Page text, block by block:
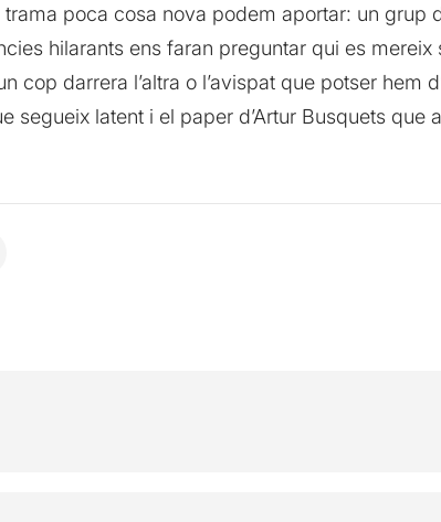
poca cosa nova podem aportar: un grup
hilarants ens faran preguntar qui es
cop darrera l’altra o l’avispat que potser hem
segueix latent i el paper d’Artur Busquets que